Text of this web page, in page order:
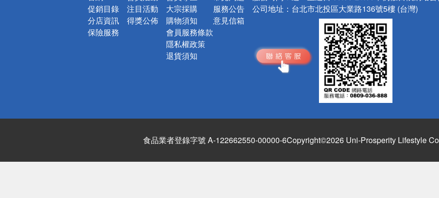
促銷目錄
分店資訊
保險服務
注目活動
得獎公佈
大宗採購
購物須知
會員服務條款
隱私權政策
退貨須知
服務公告
意見信箱
公司地址： 台北市北投區大業路136號5樓 (台灣)
食品業者登錄字號 A-122662550-00000-6Copyright©2026 Uni-Prosperity Lifestyle